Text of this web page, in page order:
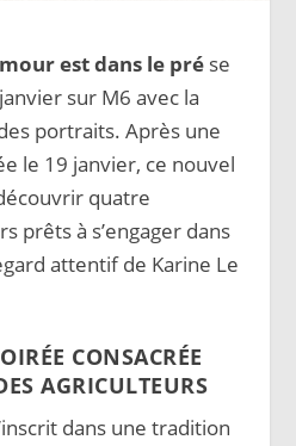
est dans le pré se
sur M6 avec la
portraits. Après une
le 19 janvier, ce nouvel
quatre
prêts à s’engager dans
attentif de Karine Le
CONSACRÉE
AGRICULTEURS
dans une tradition